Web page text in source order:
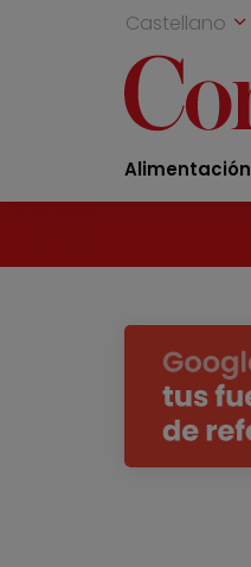
Castellano
Alimentación